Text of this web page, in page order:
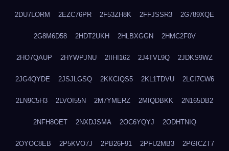
2DU7LORM 2EZC76PR 2F53ZH8K 2FFJSSR3 2G789XQE
2G8M6D58 2HDT2UKH 2HLBXGGN 2HMC2F0V
2HO7QAUP 2HYWPJNU 2IIHI162 2J4TVL9Q 2JDKS9WZ
2JG4QYDE 2JSJLGSQ 2KKCIQS5 2KL1TDVU 2LCI7CW6
2LN9C5H3 2LVOI55N 2M7YMERZ 2MIQDBKK 2N165DB2
2NFH8OET 2NXDJSMA 2OC6YQYJ 2ODHTNIQ
2OYOC8EB 2P5KVO7J 2PB26F91 2PFU2MB3 2PGICZT7